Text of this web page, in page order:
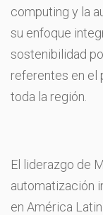
computing y la
su enfoque
sostenibilidad
referentes en el
toda la región.
El liderazgo de
automatización
en América